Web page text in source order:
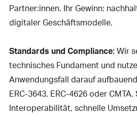
Partner:innen. Ihr Gewinn:
digitaler Geschäftsmodelle.
Standards und Compliance:Wir
technisches Fundament und
Anwendungsfall darauf
ERC-3643, ERC-4626 oder
Interoperabilität, schnelle